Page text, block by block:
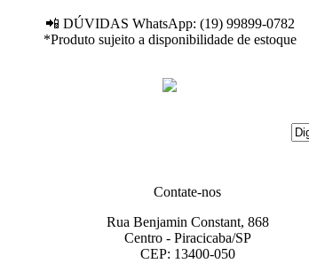
📲 DÚVIDAS WhatsApp: (19) 99899-0782
*Produto sujeito a disponibilidade de estoque
Contate-nos
Rua Benjamin Constant, 868
Centro - Piracicaba/SP
CEP: 13400-050